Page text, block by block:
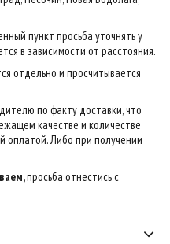
пункт просьба уточнять у
в зависимости от расстояния.
отдельно и просчитывается
по факту доставки, что
качестве и количестве
оплатой. Либо при получении
просьба отнестись с